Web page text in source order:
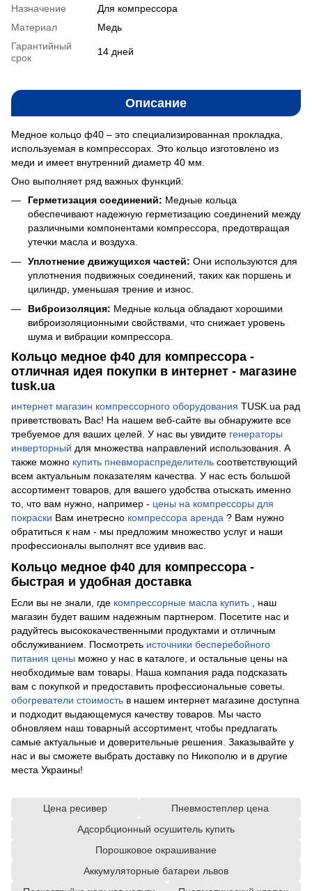
Назначение
Для компрессора
Материал
Медь
Гарантийный
срок
14 дней
Описание
Медное кольцо ф40 – это специализированная прокладка,
используемая в компрессорах. Это кольцо изготовлено из
меди и имеет внутренний диаметр 40 мм.
Оно выполняет ряд важных функций:
Герметизация соединений: Медные кольца
обеспечивают надежную герметизацию соединений между
различными компонентами компрессора, предотвращая
утечки масла и воздуха.
Уплотнение движущихся частей: Они используются для
уплотнения подвижных соединений, таких как поршень и
цилиндр, уменьшая трение и износ.
Виброизоляция: Медные кольца обладают хорошими
виброизоляционными свойствами, что снижает уровень
шума и вибрации компрессора.
Кольцо медное ф40 для компрессора -
отличная идея покупки в интернет - магазине
tusk.ua
интернет магазин компрессорного оборудования TUSK.ua рад
приветствовать Вас! На нашем веб-сайте вы обнаружите все
требуемое для ваших целей. У нас вы увидите генераторы
инверторный для множества направлений использования. А
также можно купить пневмораспределитель соответствующий
всем актуальным показателям качества. У нас есть большой
ассортимент товаров, для вашего удобства отыскать именно
то, что вам нужно, например - цены на компрессоры для
покраски Вам инетресно компрессора аренда ? Вам нужно
обратиться к нам - мы предложим множество услуг и наши
профессионалы выполнят все удивив вас.
Кольцо медное ф40 для компрессора -
быстрая и удобная доставка
Если вы не знали, где компрессорные масла купить , наш
магазин будет вашим надежным партнером. Посетите нас и
радуйтесь высококачественными продуктами и отличным
обслуживанием. Посмотреть источники бесперебойного
питания цены можно у нас в каталоге, и остальные цены на
необходимые вам товары. Наша компания рада подсказать
вам с покупкой и предоставить профессиональные советы.
обогреватели стоимость в нашем интернет магазине доступна
и подходит выдающемуся качеству товаров. Мы часто
обновляем наш товарный ассортимент, чтобы предлагать
самые актуальные и доверительные решения. Заказывайте у
нас и вы сможете выбрать доставку по Никополю и в другие
места Украины!
Цена ресивер
Пневмостеплер цена
Адсорбционный осушитель купить
Порошковое окрашивание
Аккумуляторные батареи львов